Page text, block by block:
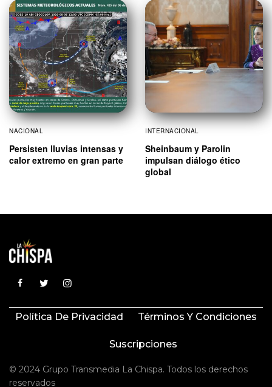
NACIONAL
Persisten lluvias intensas y
calor extremo en gran parte
INTERNACIONAL
Sheinbaum y Parolin
impulsan diálogo ético
global
Política De Privacidad Términos Y Condiciones
Suscripciones
© 2024 Grupo Transmedia La Chispa. Todos los derechos
reservados